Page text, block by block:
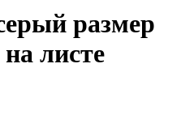
размер
листе